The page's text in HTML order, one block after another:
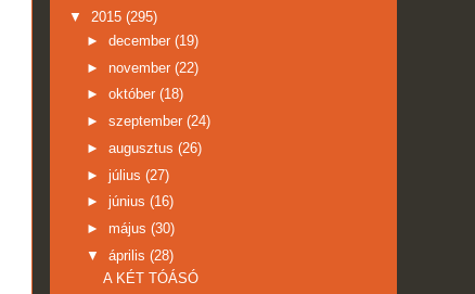
▼ 2015 (295)
► december (19)
► november (22)
► október (18)
► szeptember (24)
► augusztus (26)
► július (27)
► június (16)
► május (30)
▼ április (28)
A KÉT TÓÁSÓ